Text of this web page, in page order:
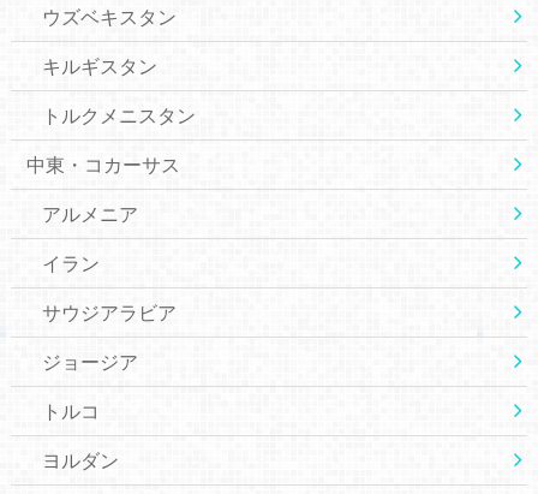
ウズベキスタン
キルギスタン
トルクメニスタン
中東・コカーサス
アルメニア
イラン
サウジアラビア
ジョージア
トルコ
ヨルダン